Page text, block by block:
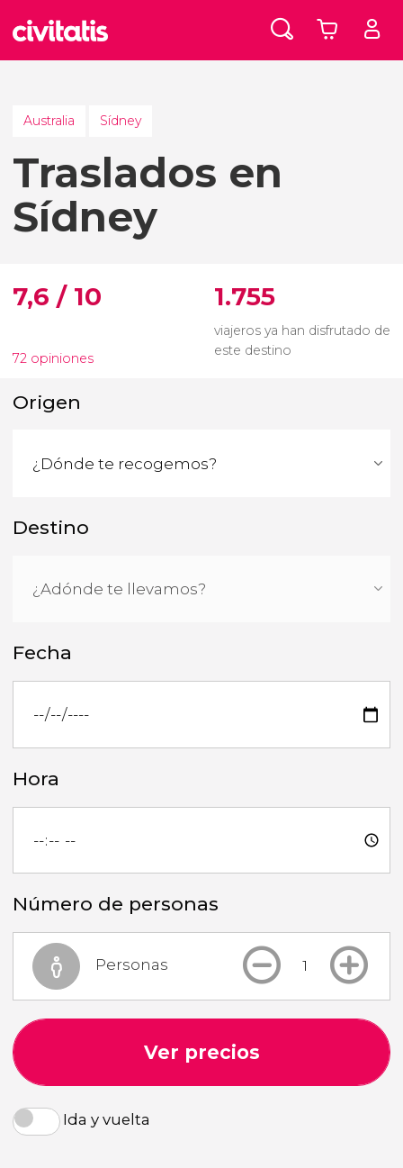
Australia Sídney
Traslados en
Sídney
7,6 / 10
72 opiniones
1.755
viajeros ya han disfrutado de
este destino
Origen
Destino
Fecha
Hora
Número de personas
Personas
Ver precios
Ida y vuelta